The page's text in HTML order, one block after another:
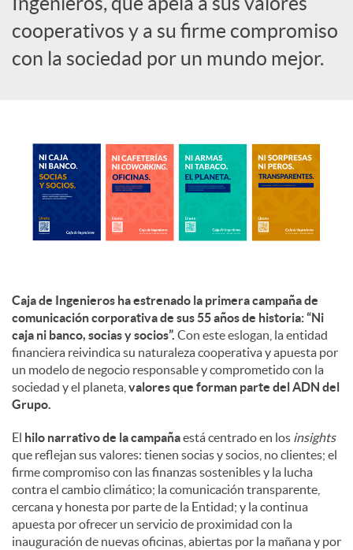
t
o
s
cooperativos y a su firme compromiso
con la sociedad por un mundo mejor.
Caja de Ingenieros ha estrenado la primera campaña de
comunicación corporativa de sus 55 años de historia: “Ni
caja ni banco, socias y socios”. Con este eslogan, la entidad
financiera reivindica su naturaleza cooperativa y apuesta por
un modelo de negocio responsable y comprometido con la
sociedad y el planeta, valores que forman parte del ADN del
Grupo.
El hilo narrativo de la campañaestá centrado en los insights
que reflejan sus valores: tienen socias y socios, no clientes; el
firme compromiso con las finanzas sostenibles y la lucha
contra el cambio climático; la comunicación transparente,
cercana y honesta por parte de la Entidad; y la continua
apuesta por ofrecer un servicio de proximidad con la
inauguración de nuevas oficinas, abiertas por la mañana y por